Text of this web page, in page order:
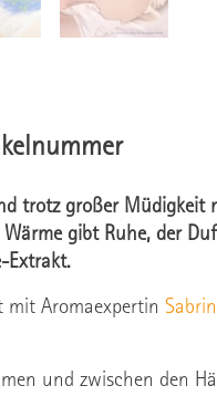
trotz großer Müdigkeit
gibt Ruhe, der
Extrakt.
mit Aromaexpertin
und zwischen den